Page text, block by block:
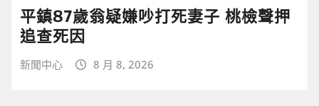
平鎮87歲翁疑嫌吵打死妻子 桃檢聲押
追查死因
新聞中心 8 月 8, 2026